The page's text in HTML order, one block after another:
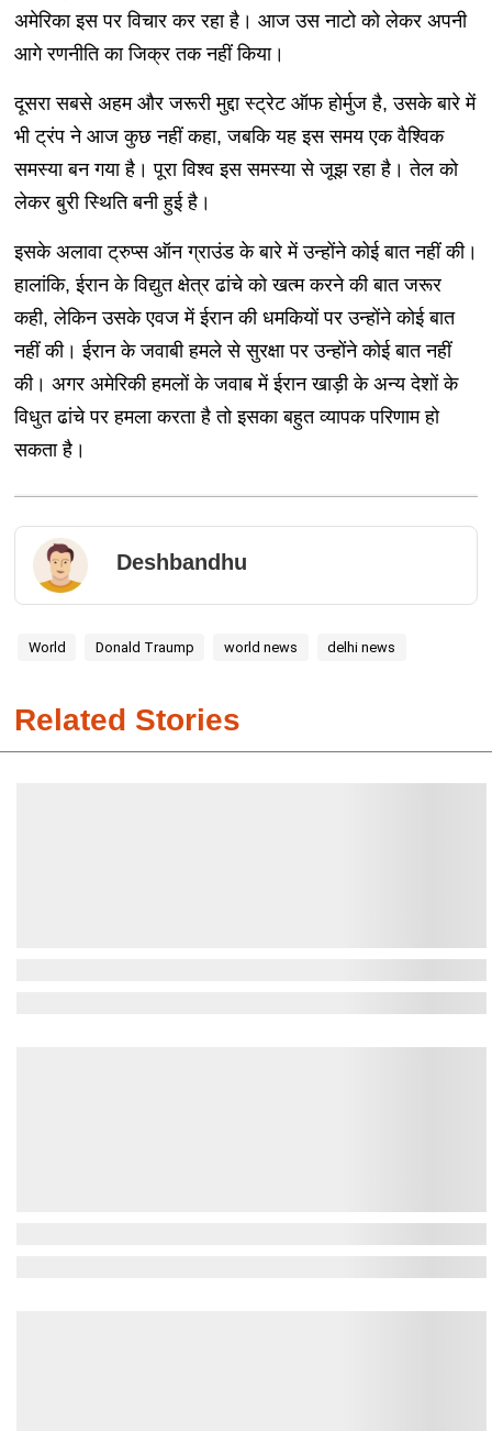
अमेर‍िका इस पर व‍िचार कर रहा है। आज उस नाटो को लेकर अपनी
आगे रणनीत‍ि का ज‍िक्र तक नहीं क‍िया।
दूसरा सबसे अहम और जरूरी मुद्दा स्‍ट्रेट ऑफ होर्मुज है, उसके बारे में
भी ट्रंप ने आज कुछ नहीं कहा, ज‍बक‍ि यह इस समय एक वैश्‍व‍िक
समस्‍या बन गया है। पूरा व‍िश्‍व इस समस्‍या से जूझ रहा है। तेल को
लेकर बुरी स्‍थ‍ित‍ि बनी हुई है।
इसके अलावा ट्रुप्‍स ऑन ग्राउंड के बारे में उन्‍होंने कोई बात नहीं की।
हालांक‍ि, ईरान के विद्युत क्षेत्र ढांचे को खत्‍म करने की बात जरूर
कही, लेक‍िन उसके एवज में ईरान की धमक‍ियों पर उन्‍होंने कोई बात
नहीं की। ईरान के जवाबी हमले से सुरक्षा पर उन्‍होंने कोई बात नहीं
की। अगर अमेर‍िकी हमलों के जवाब में ईरान खाड़ी के अन्‍य देशों के
व‍िधुत ढांचे पर हमला करता है तो इसका बहुत व्‍यापक पर‍िणाम हो
सकता है।
Deshbandhu
World Donald Traump world news delhi news
Related Stories